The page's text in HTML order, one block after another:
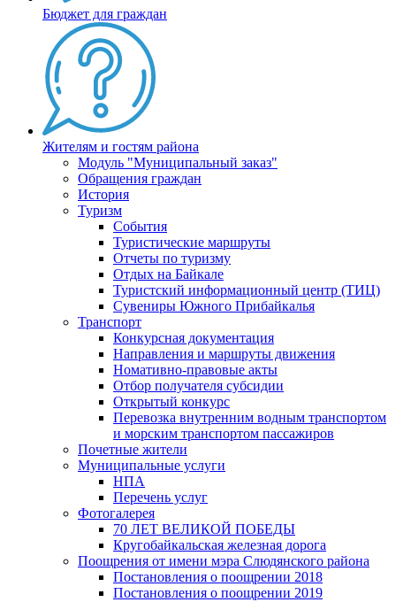
Бюджет для граждан
Жителям и гостям района
Модуль "Муниципальный заказ"
Обращения граждан
История
Туризм
События
Туристические маршруты
Отчеты по туризму
Отдых на Байкале
Туристский информационный центр (ТИЦ)
Сувениры Южного Прибайкалья
Транспорт
Конкурсная документация
Направления и маршруты движения
Номативно-правовые акты
Отбор получателя субсидии
Открытый конкурс
Перевозка внутренним водным транспортом
и морским транспортом пассажиров
Почетные жители
Муниципальные услуги
НПА
Перечень услуг
Фотогалерея
70 ЛЕТ ВЕЛИКОЙ ПОБЕДЫ
Кругобайкальская железная дорога
Поощрения от имени мэра Слюдянского района
Постановления о поощрении 2018
Постановления о поощрении 2019